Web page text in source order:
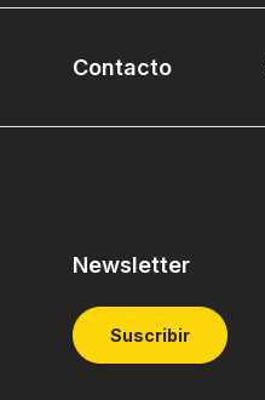
Contacto
Newsletter
Suscribir